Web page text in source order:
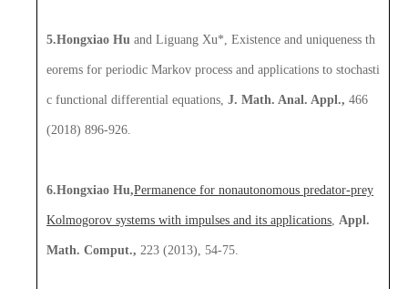
5.Hongxiao Hu and Liguang Xu*, Existence and uniqueness th
eorems for periodic Markov process and applications to stochasti
c functional differential equations, J. Math. Anal. Appl., 466
(2018) 896-926.
6.Hongxiao Hu,Permanence for nonautonomous predator-prey
Kolmogorov systems with impulses and its applications Appl.
Math. Comput., 223 (2013), 54-75.